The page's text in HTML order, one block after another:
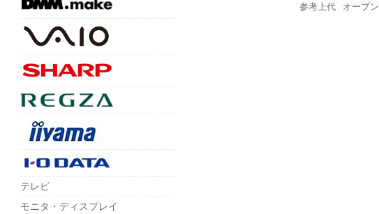
参考上代
オープン
テレビ
モニタ・ディスプレイ